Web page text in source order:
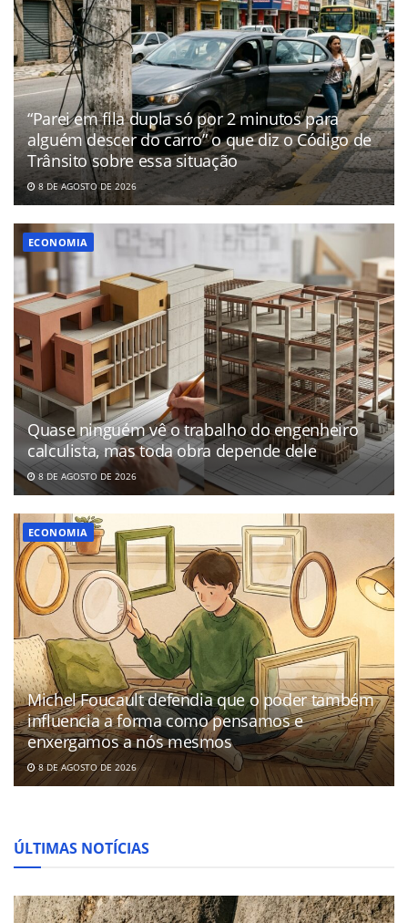
“Parei em fila dupla só por 2 minutos para
alguém descer do carro” o que diz o Código de
Trânsito sobre essa situação
8 DE AGOSTO DE 2026
ECONOMIA
Quase ninguém vê o trabalho do engenheiro
calculista, mas toda obra depende dele
8 DE AGOSTO DE 2026
ECONOMIA
Michel Foucault defendia que o poder também
influencia a forma como pensamos e
enxergamos a nós mesmos
8 DE AGOSTO DE 2026
ÚLTIMAS NOTÍCIAS